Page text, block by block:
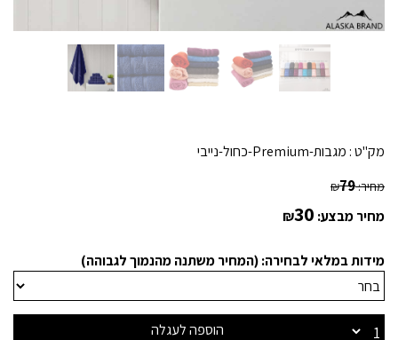
מק"ט : מגבות-Premium-כחול-נייבי
מחיר: ₪79
מחיר מבצע: ₪30
מידות במלאי לבחירה: (המחיר משתנה מהנמוך לגבוהה)
הוספה לעגלה